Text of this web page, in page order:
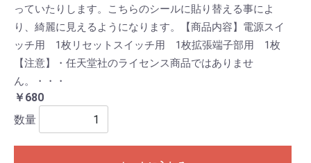
っていたりします。こちらのシールに貼り替える事によ
り、綺麗に見えるようになります。【商品内容】電源スイ
ッチ用 1枚リセットスイッチ用 1枚拡張端子部用 1枚
【注意】・任天堂社のライセンス商品ではありませ
ん。・・・
￥680
数量